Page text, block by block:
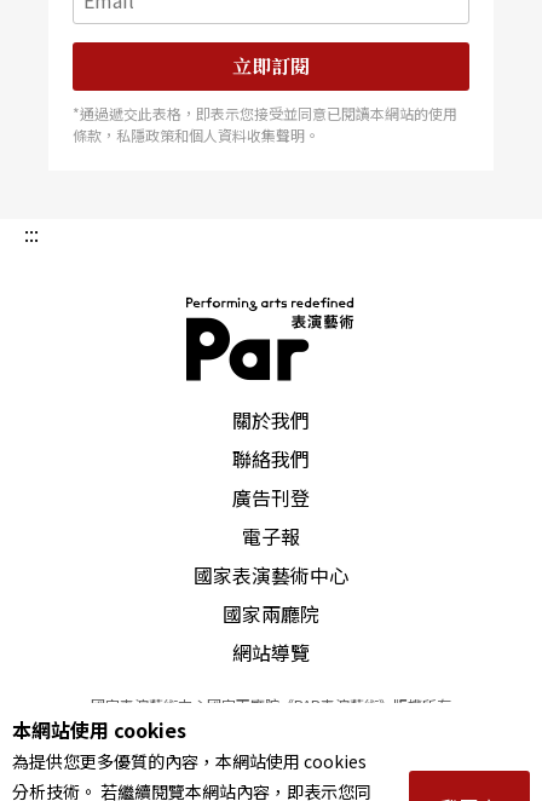
立即訂閱
*通過遞交此表格，即表示您接受並同意已閱讀本網站的使用
條款，私隱政策和個人資料收集聲明。
:::
關於我們
聯絡我們
廣告刊登
電子報
國家表演藝術中心
國家兩廳院
網站導覽
國家表演藝術中心國家兩廳院《PAR表演藝術》版權所有
© 2022Performing arts redefined. All Rights Reserved
統一編號 Tax Id number 00973926
本站所提供相關演出資訊，如有異動應以主辦單位公告為準。
本網站使用 cookies
為提供您更多優質的內容，本網站使用 cookies
分析技術。 若繼續閱覽本網站內容，即表示您同